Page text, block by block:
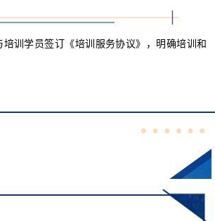
训学员签订《培训服务协议》，明确培训和